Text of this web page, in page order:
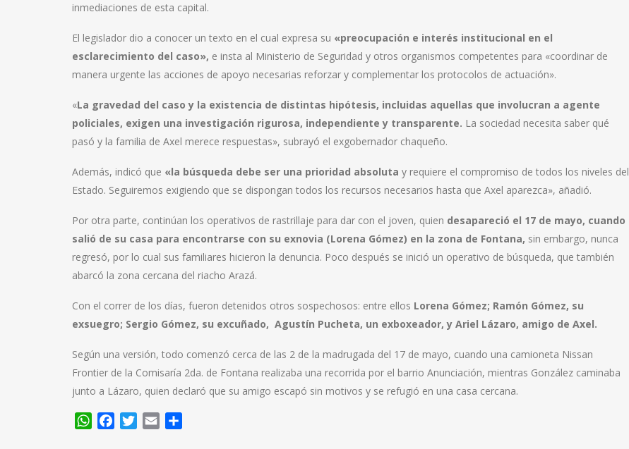
inmediaciones de esta capital.
El legislador dio a conocer un texto en el cual expresa su «preocupación e interés institucional en el
esclarecimiento del caso», e insta al Ministerio de Seguridad y otros organismos competentes para «coordinar de
manera urgente las acciones de apoyo necesarias reforzar y complementar los protocolos de actuación».
«La gravedad del caso y la existencia de distintas hipótesis, incluidas aquellas que involucran a agente
policiales, exigen una investigación rigurosa, independiente y transparente. La sociedad necesita saber qué
pasó y la familia de Axel merece respuestas», subrayó el exgobernador chaqueño.
Además, indicó que «la búsqueda debe ser una prioridad absoluta y requiere el compromiso de todos los niveles del
Estado. Seguiremos exigiendo que se dispongan todos los recursos necesarios hasta que Axel aparezca», añadió.
Por otra parte, continúan los operativos de rastrillaje para dar con el joven, quien desapareció el 17 de mayo, cuando
salió de su casa para encontrarse con su exnovia (Lorena Gómez) en la zona de Fontana, sin embargo, nunca
regresó, por lo cual sus familiares hicieron la denuncia. Poco después se inició un operativo de búsqueda, que también
abarcó la zona cercana del riacho Arazá.
Con el correr de los días, fueron detenidos otros sospechosos: entre ellos Lorena Gómez; Ramón Gómez, su
exsuegro; Sergio Gómez, su excuñado, Agustín Pucheta, un exboxeador, y Ariel Lázaro, amigo de Axel.
Según una versión, todo comenzó cerca de las 2 de la madrugada del 17 de mayo, cuando una camioneta Nissan
Frontier de la Comisaría 2da. de Fontana realizaba una recorrida por el barrio Anunciación, mientras González caminaba
junto a Lázaro, quien declaró que su amigo escapó sin motivos y se refugió en una casa cercana.
WhatsApp
FacebookTwitter
Email